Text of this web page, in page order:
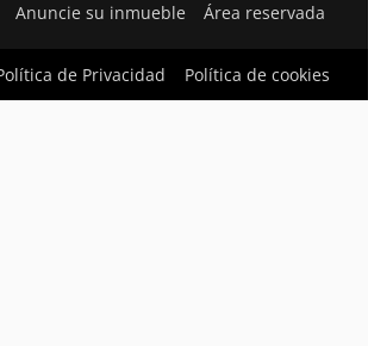
Anuncie su inmueble Área reservada
de Privacidad Política de cookies